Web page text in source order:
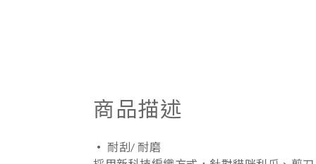
商品描述
‧ 耐刮/ 耐磨